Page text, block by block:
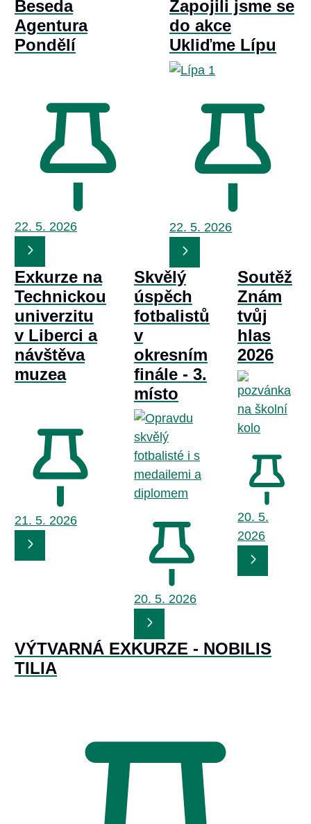
Beseda
Agentura
Pondělí
22. 5. 2026
Zapojili jsme se
do akce
Ukliďme Lípu
22. 5. 2026
Exkurze na
Technickou
univerzitu
v Liberci a
návštěva
muzea
21. 5. 2026
Skvělý
úspěch
fotbalistů
v
okresním
finále - 3.
místo
20. 5. 2026
Soutěž
Znám
tvůj
hlas
2026
20. 5.
2026
VÝTVARNÁ EXKURZE - NOBILIS
TILIA